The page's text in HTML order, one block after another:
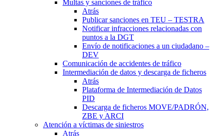
Multas y sanciones de tráfico
Atrás
Publicar sanciones en TEU – TESTRA
Notificar infracciones relacionadas con
puntos a la DGT
Envío de notificaciones a un ciudadano –
DEV
Comunicación de accidentes de tráfico
Intermediación de datos y descarga de ficheros
Atrás
Plataforma de Intermediación de Datos
PID
Descarga de ficheros MOVE/PADRÓN,
ZBE y ARCI
Atención a víctimas de siniestros
Atrás